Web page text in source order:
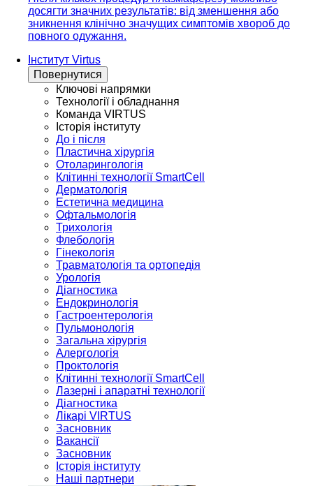
досягти значних результатів: від зменшення або
зникнення клінічно значущих симптомів хвороб до
повного одужання.
Інститут Virtus
Повернутися
Ключові напрямки
Технології і обладнання
Команда VIRTUS
Історія інституту
До і після
Пластична хірургія
Отоларингологія
Клітинні технології SmartCell
Дерматологія
Естетична медицина
Офтальмологія
Трихологія
Флебологія
Гінекологія
Травматологія та ортопедія
Урологія
Діагностика
Ендокринологія
Гастроентерологія
Пульмонологія
Загальна хірургія
Алергологія
Проктологія
Клітинні технології SmartCell
Лазерні і апаратні технології
Діагностика
Лікарі VIRTUS
Засновник
Вакансії
Засновник
Історія інституту
Наші партнери